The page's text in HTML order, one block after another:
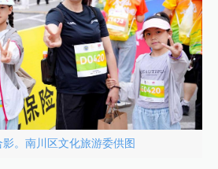
。南川区文化旅游委供图